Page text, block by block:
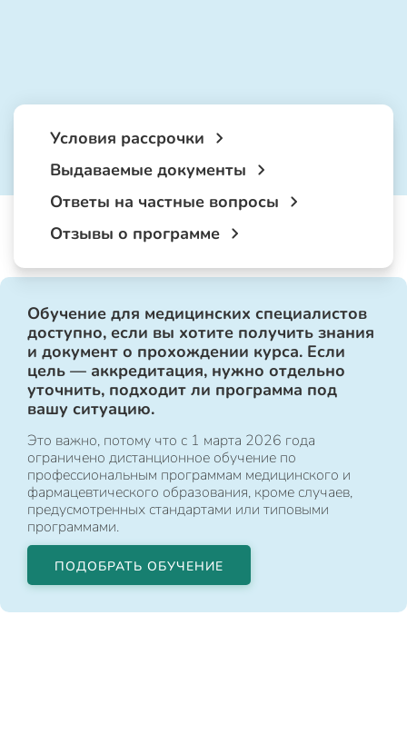
Условия рассрочки
Выдаваемые документы
Ответы на частные вопросы
Отзывы о программе
Обучение для медицинских специалистов
доступно, если вы хотите получить знания
и документ о прохождении курса. Если
цель — аккредитация, нужно отдельно
уточнить, подходит ли программа под
вашу ситуацию.
Это важно, потому что с 1 марта 2026 года
ограничено дистанционное обучение по
профессиональным программам медицинского и
фармацевтического образования, кроме случаев,
предусмотренных стандартами или типовыми
программами.
ПОДОБРАТЬ ОБУЧЕНИЕ